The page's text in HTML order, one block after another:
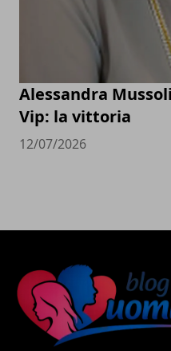
Alessandra
Vip: la vittoria
12/07/2026